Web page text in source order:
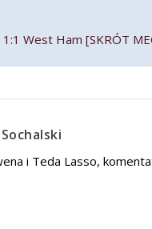
West Ham [SKRÓT
i Teda Lasso,